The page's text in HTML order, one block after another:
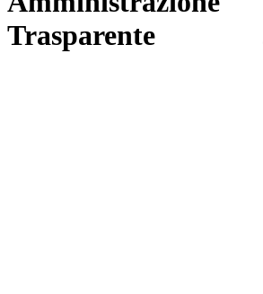
Trasparente